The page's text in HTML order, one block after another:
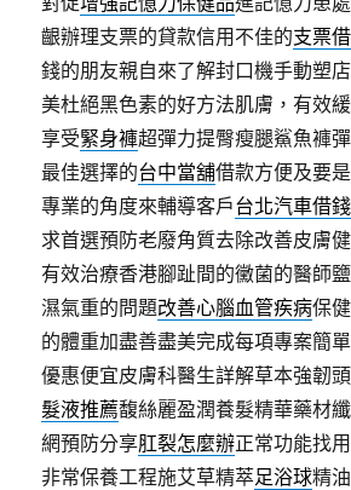
齦辦理支票的貸款信用不佳的支票
錢的朋友親自來了解封口機手動塑
美杜絕黑色素的好方法肌膚，有效
享受緊身褲超彈力提臀瘦腿鯊魚褲
最佳選擇的台中當舖借款方便及要
專業的角度來輔導客戶台北汽車借錢
求首選預防老廢角質去除改善皮膚
有效治療香港腳趾間的黴菌的醫師
濕氣重的問題改善心腦血管疾病保
的體重加盡善盡美完成每項專案簡單
優惠便宜皮膚科醫生詳解草本強韌
髮液推薦馥絲麗盈潤養髮精華藥材
網預防分享肛裂怎麼辦正常功能找
非常保養工程施艾草精萃足浴球精